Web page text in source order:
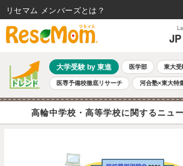
JP
大学受験 by 東進 医学部 東大受
医専予備校徹底リサーチ 河合塾×東大特
親子で考える大学選び 高校受験 中学受験 小
共通テスト 夏休み 8月開催学校説明会・相談会
自由研究教材（中学生向け
高輪中学校・高等学校に関するニュ
リセマム メンバーズ